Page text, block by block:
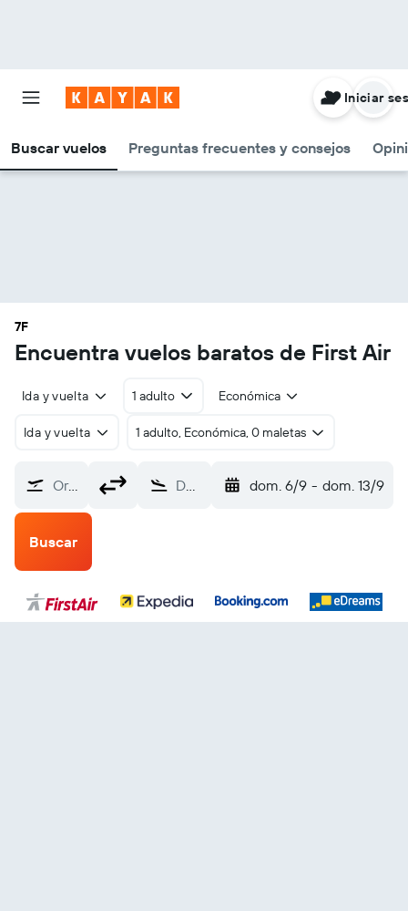
Buscar vuelos Preguntas frecuentes y consejos
Iniciar
7F
Encuentra vuelos baratos de First Air
Ida y vuelta 1 adulto Económica
Ida y vuelta 1 adulto, Económica, 0 maletas
Origen Destino dom. 6/9 - dom. 13/9
Buscar